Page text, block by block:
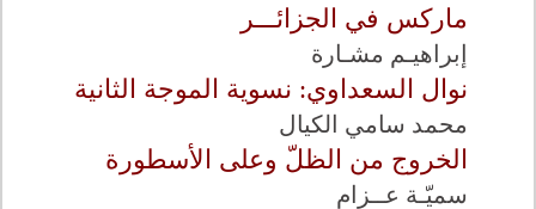
ماركس في الجزائـــر
إبراهيـم مشـارة
نوال السعداوي: نسوية الموجة الثانية
محمد سامي الكيال
الخروج من الظلّ وعلى الأسطورة
سميّـة عــزام